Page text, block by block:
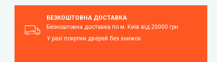
БЕЗКОШТОВНА ДОСТАВКА
Безкоштовна доставка по м. Київ від 20000 грн
У разі покупки дверей без знижок